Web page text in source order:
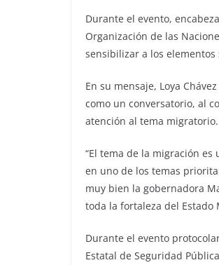
Durante el evento,
Organización de las
sensibilizar a los
En su mensaje, Loya
como un conversatorio, al
atención al tema migratorio.
“El tema de la migración
en uno de los temas
muy bien la gobernadora
toda la fortaleza del Estado
Durante el evento
Estatal de Seguridad